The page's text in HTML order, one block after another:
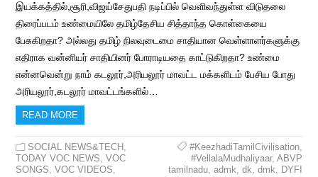
இயக்கத்தில்,சூரி,விஜய்சேதுபதி நடிப்பில் வெளிவந்துள்ள விடுதலை
திரைப்படம் உண்மையிலே தமிழ்தேசிய சித்தாந்த கொள்கையை
பேசுகிறதா? அல்லது தமிழ் நிலவுடைமை சாதியான வெள்ளாளர்களுக்கு
எதிராக வன்னியர் சாதியினர் போராடியதை காட்டுகிறதா? உண்மை
என்னவென்று நாம் கடலூர்,அரியலூர் மாவட்ட மக்களிடம் பேசிய போது
அரியலூர்,கடலூர் மாவட்டங்களில்…
READ MORE
SOCIAL NEWS&TECH ,
TODAY VOC NEWS,VOC
SONGS,VOC VIDEOS,
#KeezhadiTamilCivilisation,
#VellalaMudhaliyaar, ABVP
tamilnadu, admk, dk, dmk, DYFI